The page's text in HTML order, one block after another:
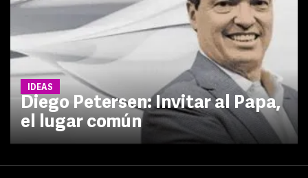
IDEAS
Diego Petersen: Invitar al Papa,
el lugar común